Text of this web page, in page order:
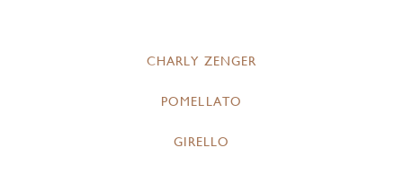
CHARLY ZENGER
POMELLATO
GIRELLO